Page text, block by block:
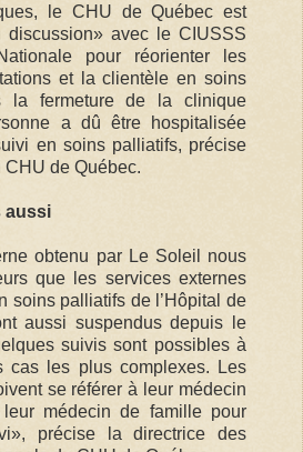
le CHU de Québec est
discussion» avec le CIUSSS
pour réorienter les
et la clientèle en soins
la fermeture de la clinique
a dû être hospitalisée
en soins palliatifs, précise
CHU de Québec.
aussi
obtenu par Le Soleil nous
que les services externes
soins palliatifs de l’Hôpital de
aussi suspendus depuis le
suivis sont possibles à
cas les plus complexes. Les
se référer à leur médecin
médecin de famille pour
précise la directrice des